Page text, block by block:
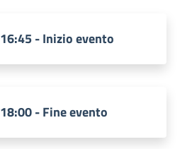
16:45 - Inizio evento
18:00 - Fine evento